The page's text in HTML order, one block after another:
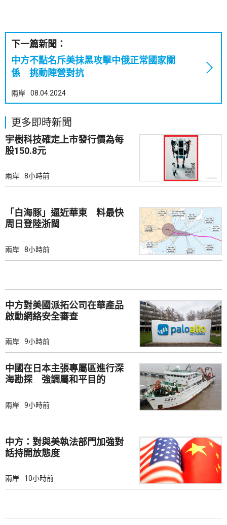
下一篇新聞：
中方不點名斥美抹黑攻擊中俄正常國家關
係 挑動陣營對抗
兩岸 08.04.2024
更多即時新聞
宇樹科技確定上市發行價為每
股150.8元
兩岸 8小時前
「白海豚」逼近華東 料最快
周日登陸浙閩
兩岸 8小時前
中方對美國派拓公司在華產品
啟動網絡安全審查
兩岸 9小時前
中國在日本主張專屬區進行深
海勘探 強調屬和平目的
兩岸 9小時前
中方：對與美執法部門加強對
話持開放態度
兩岸 10小時前